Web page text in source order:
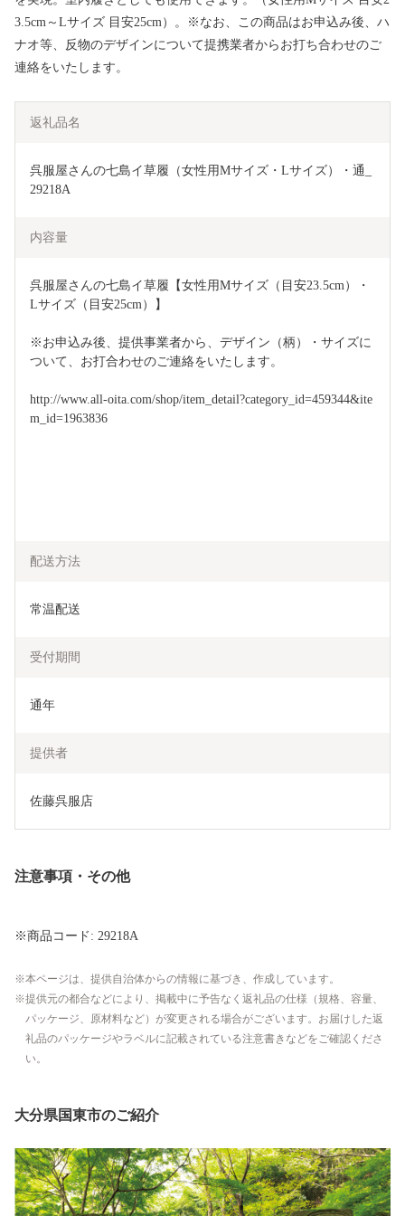
3.5cm～Lサイズ 目安25cm）。※なお、この商品はお申込み後、ハ
ナオ等、反物のデザインについて提携業者からお打ち合わせのご
連絡をいたします。
返礼品名
呉服屋さんの七島イ草履（女性用Mサイズ・Lサイズ）・通_
29218A
内容量
呉服屋さんの七島イ草履【女性用Mサイズ（目安23.5cm）・
Lサイズ（目安25cm）】
※お申込み後、提供事業者から、デザイン（柄）・サイズに
ついて、お打合わせのご連絡をいたします。
http://www.all-oita.com/shop/item_detail?category_id=459344&ite
m_id=1963836
配送方法
常温配送
受付期間
通年
提供者
佐藤呉服店
注意事項・その他
※商品コード: 29218A
本ページは、提供自治体からの情報に基づき、作成しています。
提供元の都合などにより、掲載中に予告なく返礼品の仕様（規格、容量、
パッケージ、原材料など）が変更される場合がございます。お届けした返
礼品のパッケージやラベルに記載されている注意書きなどをご確認くださ
い。
大分県国東市のご紹介